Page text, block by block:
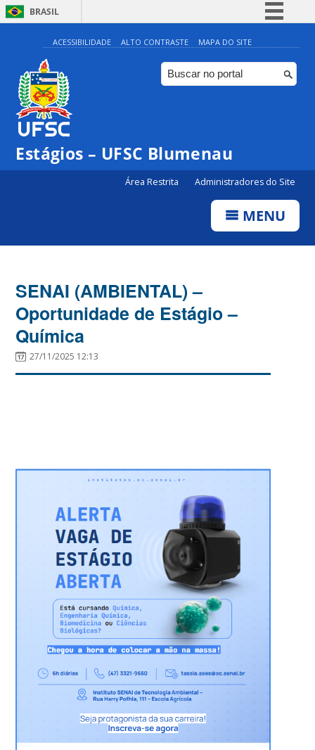
BRASIL
Simplifique!
Comunica BR
Participe
Canais
ACESSIBILIDADE ALTO CONTRASTE MAPA DO SITE
Estágios – UFSC Blumenau
Área Restrita Administradores do Site
MENU
SENAI (AMBIENTAL) –
Oportunidade de Estágio –
Química
27/11/2025 12:13